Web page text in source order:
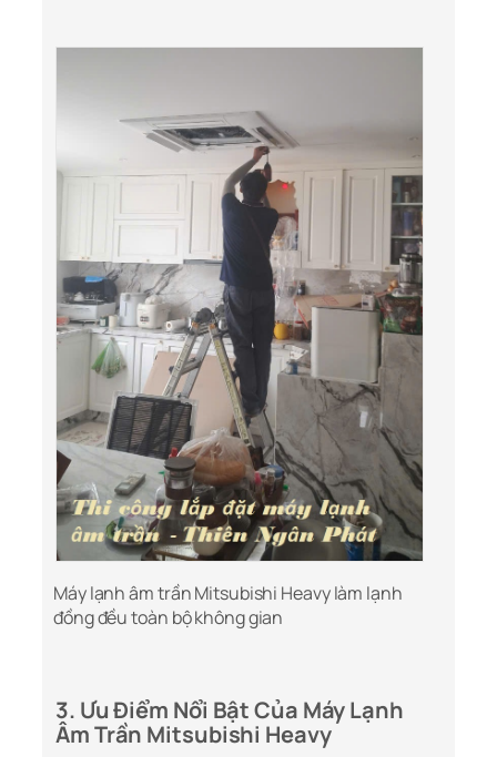
Máy lạnh âm trần Mitsubishi Heavy làm lạnh
đồng đều toàn bộ không gian
3. Ưu Điểm Nổi Bật Của Máy Lạnh
Âm Trần Mitsubishi Heavy